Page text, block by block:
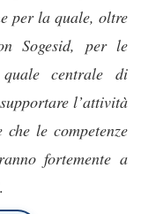
per la quale, oltre
Sogesid, per le
centrale di
l’attività
le competenze
fortemente a